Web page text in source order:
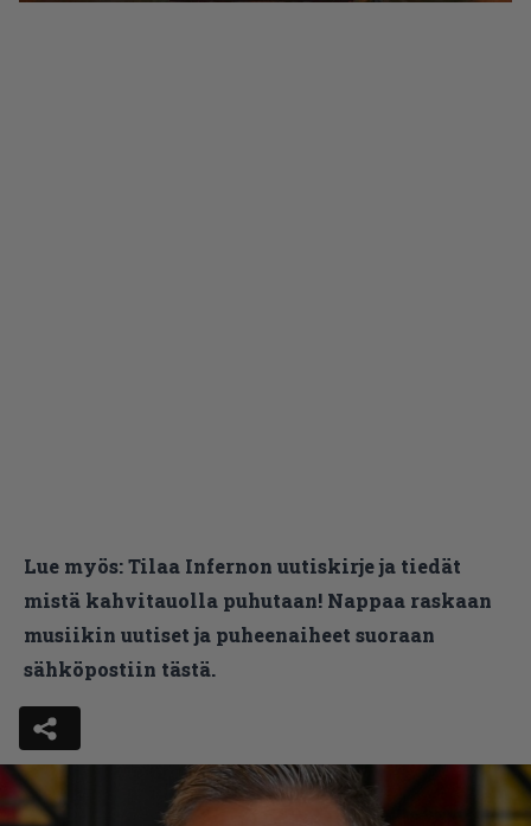
Lue myös:Tilaa Infernon uutiskirje ja tiedät
mistä kahvitauolla puhutaan! Nappaa raskaan
musiikin uutiset ja puheenaiheet suoraan
sähköpostiin tästä.